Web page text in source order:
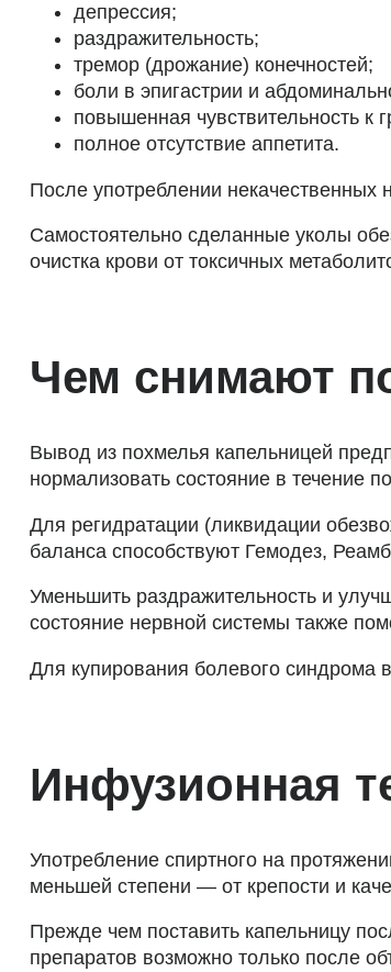
депрессия;
раздражительность;
тремор (дрожание) конечностей;
боли в эпигастрии и
повышенная чувствительность к
полное отсутствие аппетита.
После употреблении некачественных
Самостоятельно сделанные уколы
очистка крови от токсичных
Чем снимают
Вывод из похмелья капельницей
нормализовать состояние в течение
Для регидратации (ликвидации
баланса способствуют Гемодез,
Уменьшить раздражительность и
состояние нервной системы также
Для купирования болевого синдрома
Инфузионная
Употребление спиртного на
меньшей степени — от крепости и
Прежде чем поставить капельницу
препаратов возможно только после